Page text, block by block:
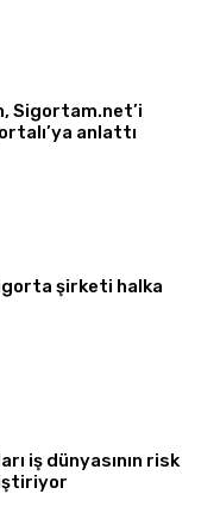
Sigortam.net’i
anlattı
şirketi halka
iş dünyasının risk